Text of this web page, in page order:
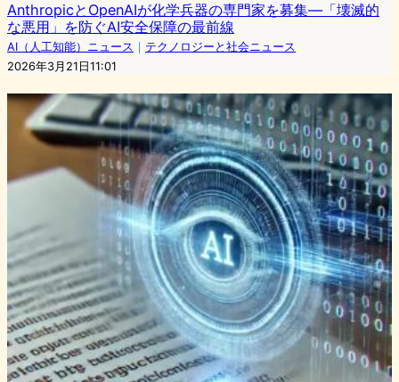
AnthropicとOpenAIが化学兵器の専門家を募集—「壊滅的
な悪用」を防ぐAI安全保障の最前線
AI（人工知能）ニュース ｜ テクノロジーと社会ニュース
2026年3月21日11:01